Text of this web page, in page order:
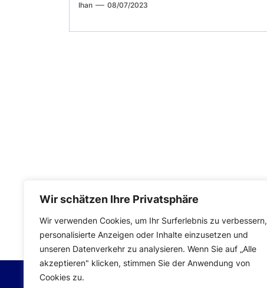
Wir schätzen Ihre Privatsphäre
Wir verwenden Cookies, um Ihr Surferlebnis zu verbessern,
personalisierte Anzeigen oder Inhalte einzusetzen und
unseren Datenverkehr zu analysieren. Wenn Sie auf „Alle
akzeptieren" klicken, stimmen Sie der Anwendung von
Cookies zu.
Ihan 08/07/2023
Impressum| Datenschutzerklärung